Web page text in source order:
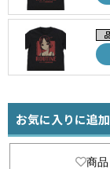
お気に入りに追加
商品